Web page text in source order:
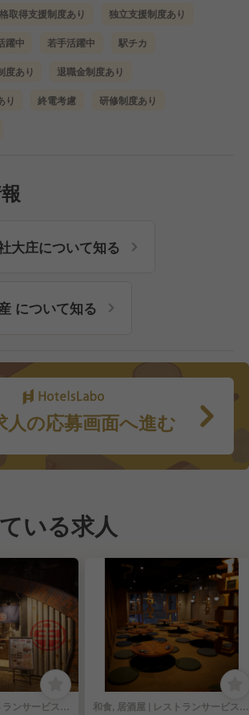
取得支援制度あり 独立支援制度あり
躍中 若手活躍中 駅チカ
度あり 退職金制度あり
り 終電考慮 研修制度あり
大庄について知る
について知る
人の応募画面へ進む
いる求人
焼肉, 居酒屋 | レストランサービス・ホールスタッフ 和食, 居酒屋 | レストランサービス・ホールスタッフ